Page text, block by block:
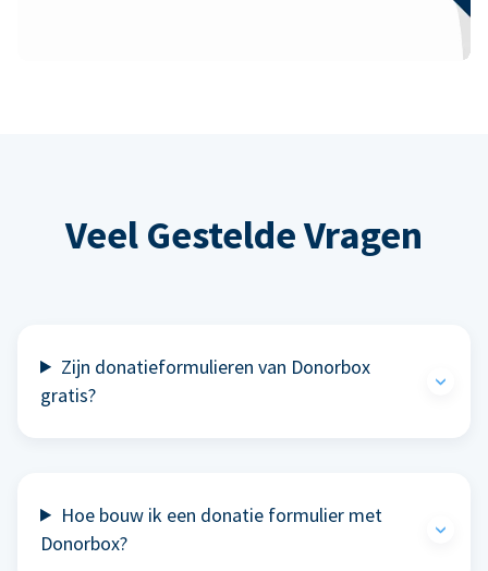
Veel Gestelde Vragen
Zijn donatieformulieren van Donorbox
gratis?
Hoe bouw ik een donatie formulier met
Donorbox?